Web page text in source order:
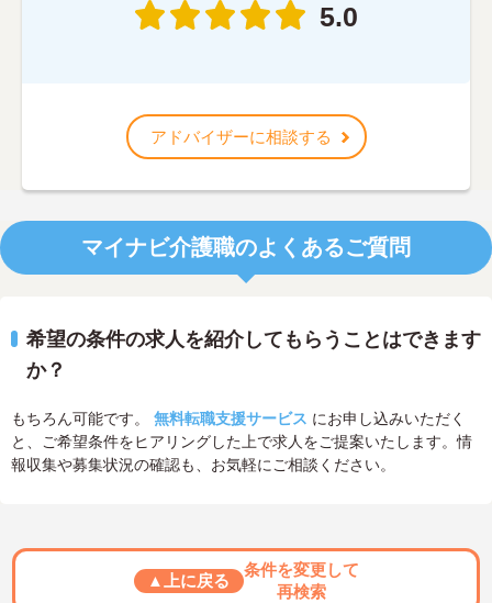
5.0
アドバイザーに相談する
マイナビ介護職のよくあるご質問
希望の条件の求人を紹介してもらうことはできます
か？
もちろん可能です。 無料転職支援サービス にお申し込みいただく
と、ご希望条件をヒアリングした上で求人をご提案いたします。情
報収集や募集状況の確認も、お気軽にご相談ください。
▲上に戻る
条件を変更して
再検索